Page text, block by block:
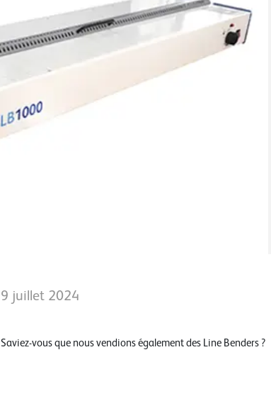
9 juillet 2024
Saviez-vous que nous vendions également des Line Benders ?